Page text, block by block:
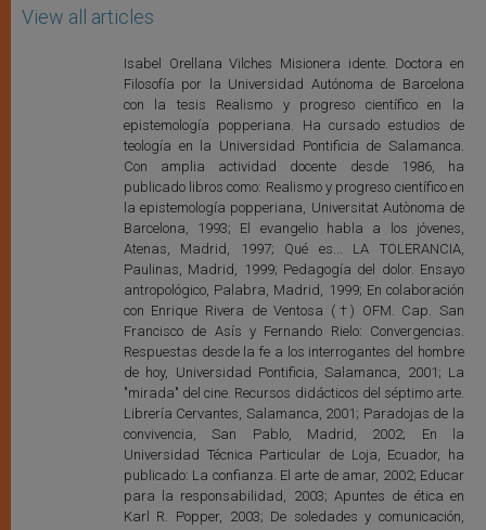
View all articles
Isabel Orellana Vilches Misionera idente. Doctora en
Filosofía por la Universidad Autónoma de Barcelona
con la tesis Realismo y progreso científico en la
epistemología popperiana. Ha cursado estudios de
teología en la Universidad Pontificia de Salamanca.
Con amplia actividad docente desde 1986, ha
publicado libros como: Realismo y progreso científico en
la epistemología popperiana, Universitat Autònoma de
Barcelona, 1993; El evangelio habla a los jóvenes,
Atenas, Madrid, 1997; Qué es... LA TOLERANCIA,
Paulinas, Madrid, 1999; Pedagogía del dolor. Ensayo
antropológico, Palabra, Madrid, 1999; En colaboración
con Enrique Rivera de Ventosa (†) OFM. Cap. San
Francisco de Asís y Fernando Rielo: Convergencias.
Respuestas desde la fe a los interrogantes del hombre
de hoy, Universidad Pontificia, Salamanca, 2001; La
"mirada" del cine. Recursos didácticos del séptimo arte.
Librería Cervantes, Salamanca, 2001; Paradojas de la
convivencia, San Pablo, Madrid, 2002; En la
Universidad Técnica Particular de Loja, Ecuador, ha
publicado: La confianza. El arte de amar, 2002; Educar
para la responsabilidad, 2003; Apuntes de ética en
Karl R. Popper, 2003; De soledades y comunicación,